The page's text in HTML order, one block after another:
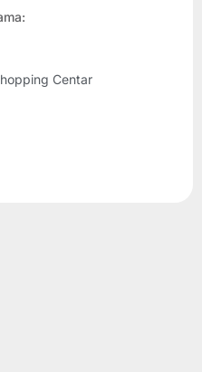
Centar